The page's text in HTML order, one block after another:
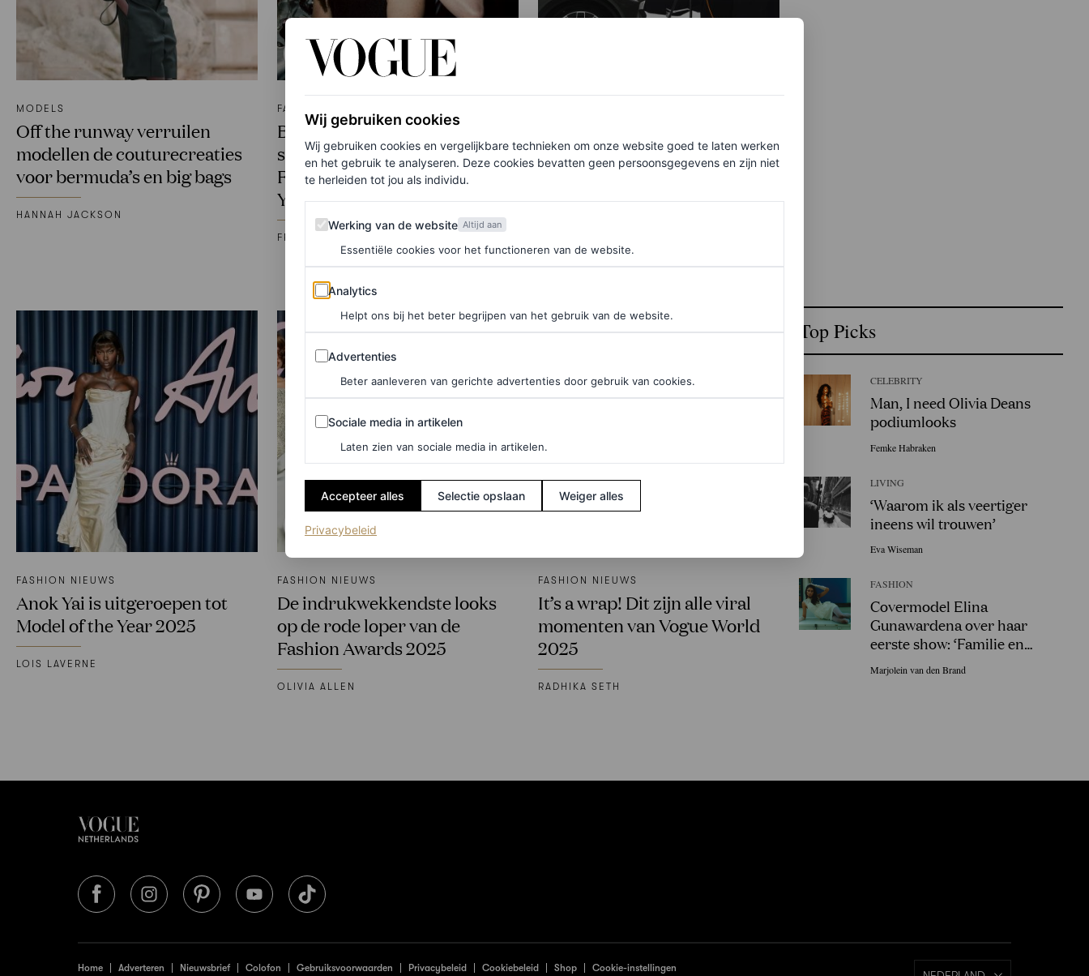
MODELS
Off the runway verruilen
modellen de couturecreaties
voor bermuda’s en big bags
HANNAH JACKSON
FASHION NIEUWS
Behind the scenes bij het star-
studded Chanel Tribeca
Festival Arts-diner in New
York
FREYA DROHAN
geschoten door
gerenommeerd fotograaf
Bastiaan Woudt is een piece of
FASHION NIEUWS
Anok Yai is uitgeroepen tot
Model of the Year 2025
LOIS LAVERNE
FASHION NIEUWS
De indrukwekkendste looks
op de rode loper van de
Fashion Awards 2025
OLIVIA ALLEN
FASHION NIEUWS
It’s a wrap! Dit zijn alle viral
momenten van Vogue World
2025
RADHIKA SETH
Top Picks
CELEBRITY
Man, I need Olivia Deans
podiumlooks
Femke Habraken
LIVING
‘Waarom ik als veertiger
ineens wil trouwen’
Eva Wiseman
FASHION
Covermodel Elina
Gunawardena over haar
eerste show: ‘Familie en
vrienden in Sri Lanka gingen
uit hun dak!’
Marjolein van den Brand
Home Adverteren Nieuwsbrief Colofon Gebruiksvoorwaarden Privacybeleid Cookiebeleid Shop Cookie-instellingen
Wij gebruiken cookies
Wij gebruiken cookies en vergelijkbare technieken om onze website goed te laten werken
en het gebruik te analyseren. Deze cookies bevatten geen persoonsgegevens en zijn niet
te herleiden tot jou als individu.
Werking van de website
Werking van de website Altijd aan
Essentiële cookies voor het functioneren van de website.
Analytics
Analytics
Helpt ons bij het beter begrijpen van het gebruik van de website.
Advertenties
Advertenties
Beter aanleveren van gerichte advertenties door gebruik van cookies.
Sociale media in artikelen
Sociale media in artikelen
Laten zien van sociale media in artikelen.
Accepteer alles Selectie opslaan Weiger alles
Privacybeleid